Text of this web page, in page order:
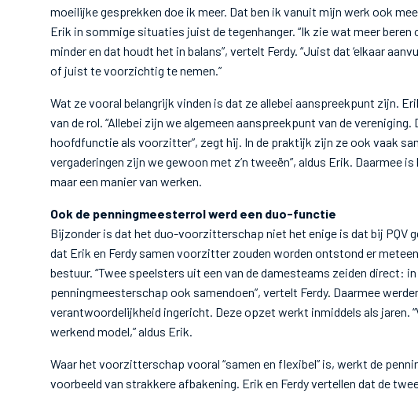
moeilijke gesprekken doe ik meer. Dat ben ik vanuit mijn werk ook
Erik in sommige situaties juist de tegenhanger. “Ik zie wat meer
minder en dat houdt het in balans”, vertelt Ferdy. “Juist dat ‘elkaar
of juist te voorzichtig te nemen.”
Wat ze vooral belangrijk vinden is dat ze allebei aanspreekpunt zijn.
van de rol. “Allebei zijn we algemeen aanspreekpunt van de
hoofdfunctie als voorzitter”, zegt hij. In de praktijk zijn ze ook vaak
vergaderingen zijn we gewoon met z’n tweeën”, aldus Erik. Daarmee
maar een manier van werken.
Ook de penningmeesterrol werd een duo-functie
Bijzonder is dat het duo-voorzitterschap niet het enige is dat bij PQV
dat Erik en Ferdy samen voorzitter zouden worden ontstond er
bestuur. “Twee speelsters uit een van de damesteams zeiden direct:
penningmeesterschap ook samendoen”, vertelt Ferdy. Daarmee
verantwoordelijkheid ingericht. Deze opzet werkt inmiddels als jaren.
werkend model,” aldus Erik.
Waar het voorzitterschap vooral “samen en flexibel” is, werkt de
voorbeeld van strakkere afbakening. Erik en Ferdy vertellen dat de